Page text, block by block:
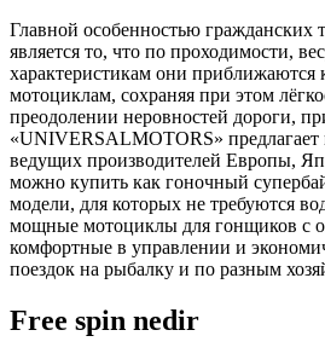
Главной особенностью гражданских
является то, что по проходимости,
характеристикам они
мотоциклам, сохраняя при этом
преодолении неровностей дороги,
«UNIVERSALMOTORS»
ведущих производителей Европы,
можно купить как гоночный
модели, для которых не требуются
мощные мотоциклы для гонщиков с
комфортные в управлении и
поездок на рыбалку и по разным
Free spin nedir